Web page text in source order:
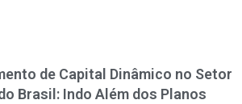
de Capital Dinâmico no Setor
Brasil: Indo Além dos Planos